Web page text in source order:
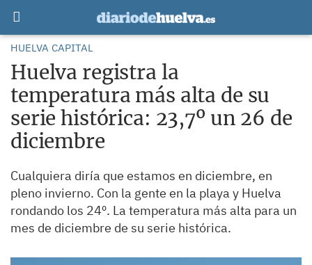
HUELVA CAPITAL
Huelva registra la
temperatura más alta de su
serie histórica: 23,7º un 26 de
diciembre
Cualquiera diría que estamos en diciembre, en
pleno invierno. Con la gente en la playa y Huelva
rondando los 24º. La temperatura más alta para un
mes de diciembre de su serie histórica.